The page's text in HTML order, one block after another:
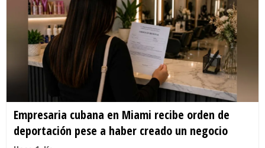
Empresaria cubana en Miami recibe orden de
deportación pese a haber creado un negocio